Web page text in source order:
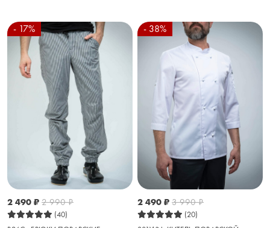
- 17%
2 490 ₽ 2 990₽
(40)
- 38%
2 490 ₽ 3 990₽
(20)